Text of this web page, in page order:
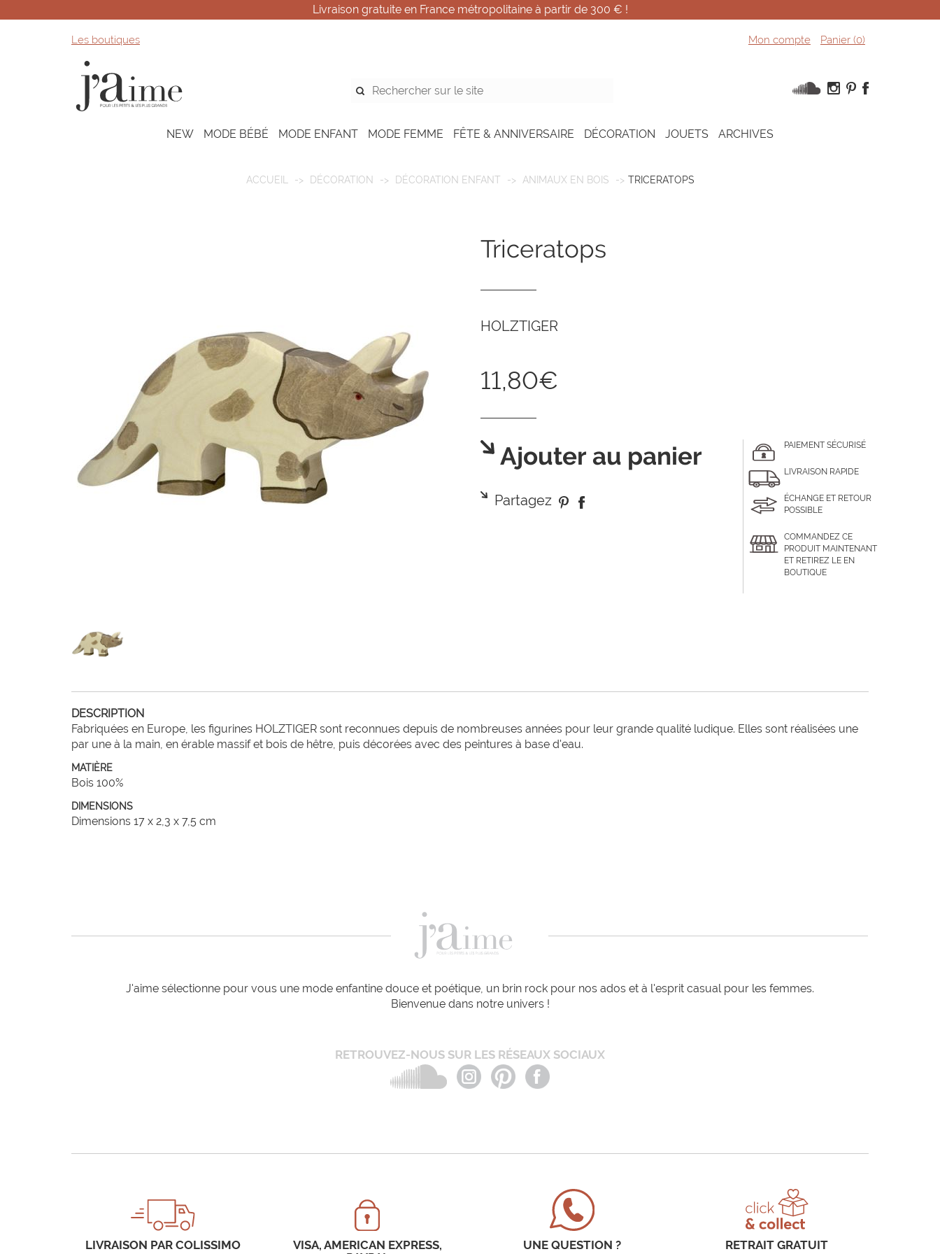
Livraison gratuite en France métropolitaine à partir de 300 € !
Les boutiques Mon compte Panier (0)
NEW MODE BÉBÉ MODE ENFANT MODE FEMME FÊTE & ANNIVERSAIRE DÉCORATION JOUETS ARCHIVES
ACCUEIL DÉCORATION DÉCORATION ENFANT ANIMAUX EN BOIS TRICERATOPS
triceratops
HOLZTIGER
11,80€
Ajouter au panier
Partagez
PAIEMENT SÉCURISÉ
LIVRAISON RAPIDE
ÉCHANGE ET RETOUR
POSSIBLE
COMMANDEZ CE
PRODUIT MAINTENANT
ET RETIREZ LE EN
BOUTIQUE
DESCRIPTION
Fabriquées en Europe, les figurines HOLZTIGER sont reconnues depuis de nombreuses années pour leur grande qualité ludique. Elles sont réalisées une
par une à la main, en érable massif et bois de hêtre, puis décorées avec des peintures à base d'eau.
MATIÈRE
Bois 100%
DIMENSIONS
Dimensions 17 x 2,3 x 7,5 cm
J'aime sélectionne pour vous une mode enfantine douce et poétique, un brin rock pour nos ados et à l'esprit casual pour les femmes.
Bienvenue dans notre univers !
RETROUVEZ-NOUS SUR LES RÉSEAUX SOCIAUX
LIVRAISON PAR COLISSIMO
VISA, AMERICAN EXPRESS,
UNE QUESTION ?
RETRAIT GRATUIT